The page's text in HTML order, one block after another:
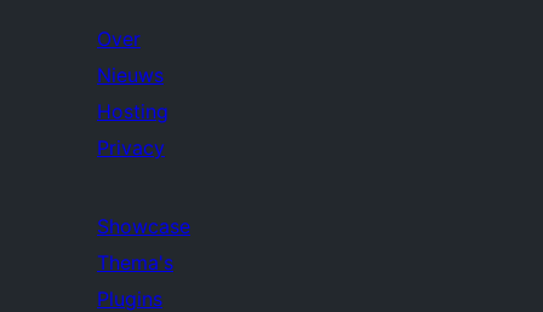
Over
Nieuws
Hosting
Privacy
Showcase
Thema's
Plugins